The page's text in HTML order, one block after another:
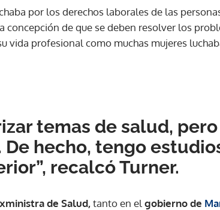
por los derechos laborales de las
concepción de que se deben resolver los
vida profesional como muchas mujeres
temas de salud,
hecho, tengo
recalcó Turner.
de Salud,tanto en el gobierno de